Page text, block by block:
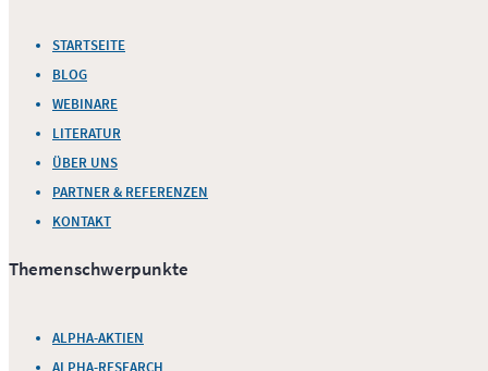
STARTSEITE
BLOG
WEBINARE
LITERATUR
ÜBER UNS
PARTNER & REFERENZEN
KONTAKT
Themenschwerpunkte
ALPHA-AKTIEN
ALPHA-RESEARCH